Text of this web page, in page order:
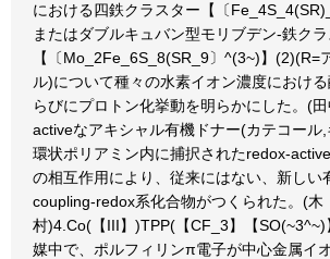
における四鉄クラスター【〔
またはダブルキュバン型モリブデン-鉄ク
【〔Mo_2Fe_6S_8(SR_9〕^(3~)】(2)(R=
ル)について種々の水素イオン濃度におけ
らびにプロトン化挙動を明らかにした。(
activeなアキシャル有機ドナー(カテコール
環状ポリアミン内に捕択されたredox-
の相互作用により、従来にはない、新しい
coupling-redox系化合物がつくられた。(木
村)4.Co(【III】)TPP(【CF_3】【SO(~3^~)
媒中で、ポルフィリンπ電子が中心金属イ